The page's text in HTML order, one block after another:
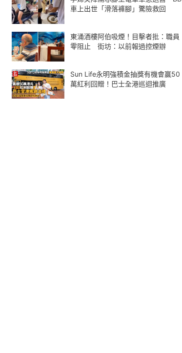
車上出世「滑落褲腳」驚險救回
東涌酒樓阿伯吸煙！目擊者批：職員
零阻止 街坊：以前報過控煙辦
Sun Life永明強積金抽獎有機會贏50
萬紅利回贈！巴士全港巡迴推廣